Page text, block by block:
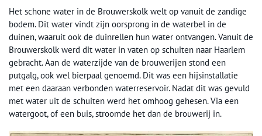
Het schone water in de Brouwerskolk welt op vanuit de zandige
bodem. Dit water vindt zijn oorsprong in de waterbel in de
duinen, waaruit ook de duinrellen hun water ontvangen. Vanuit de
Brouwerskolk werd dit water in vaten op schuiten naar Haarlem
gebracht. Aan de waterzijde van de brouwerijen stond een
putgalg, ook wel bierpaal genoemd. Dit was een hijsinstallatie
met een daaraan verbonden waterreservoir. Nadat dit was gevuld
met water uit de schuiten werd het omhoog gehesen. Via een
watergoot, of een buis, stroomde het dan de brouwerij in.